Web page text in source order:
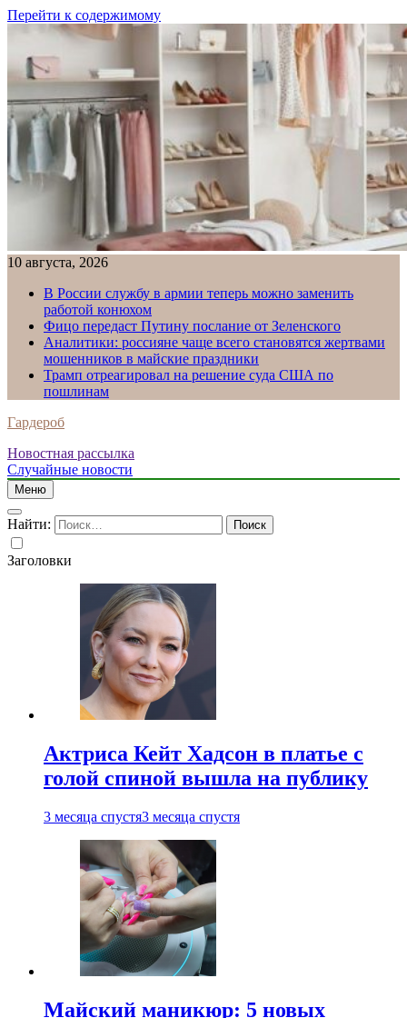
Перейти к содержимому
10 августа, 2026
В России службу в армии теперь можно заменить
работой конюхом
Фицо передаст Путину послание от Зеленского
Аналитики: россияне чаще всего становятся жертвами
мошенников в майские праздники
Трамп отреагировал на решение суда США по
пошлинам
Гардероб
Новостная рассылка
Случайные новости
Меню
Найти:
Заголовки
Актриса Кейт Хадсон в платье с
голой спиной вышла на публику
3 месяца спустя3 месяца спустя
Майский маникюр: 5 новых